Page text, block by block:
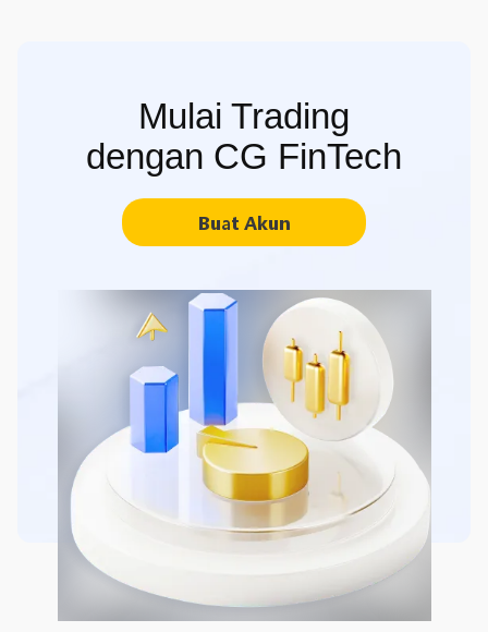
Mulai Trading
dengan CG FinTech
Buat Akun